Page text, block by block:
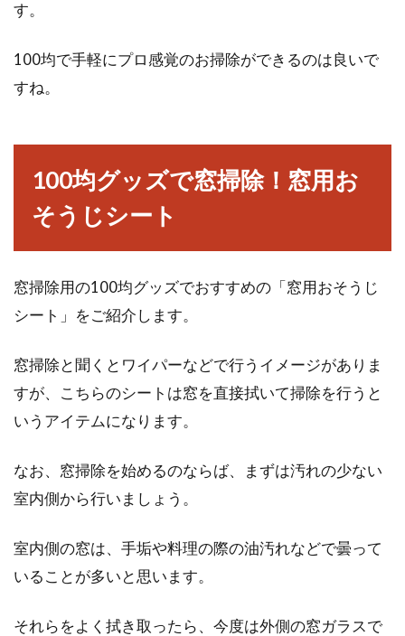
す。
100均で手軽にプロ感覚のお掃除ができるのは良いで
すね。
100均グッズで窓掃除！窓用お
そうじシート
窓掃除用の100均グッズでおすすめの「窓用おそうじ
シート」をご紹介します。
窓掃除と聞くとワイパーなどで行うイメージがありま
すが、こちらのシートは窓を直接拭いて掃除を行うと
いうアイテムになります。
なお、窓掃除を始めるのならば、まずは汚れの少ない
室内側から行いましょう。
室内側の窓は、手垢や料理の際の油汚れなどで曇って
いることが多いと思います。
それらをよく拭き取ったら、今度は外側の窓ガラスで